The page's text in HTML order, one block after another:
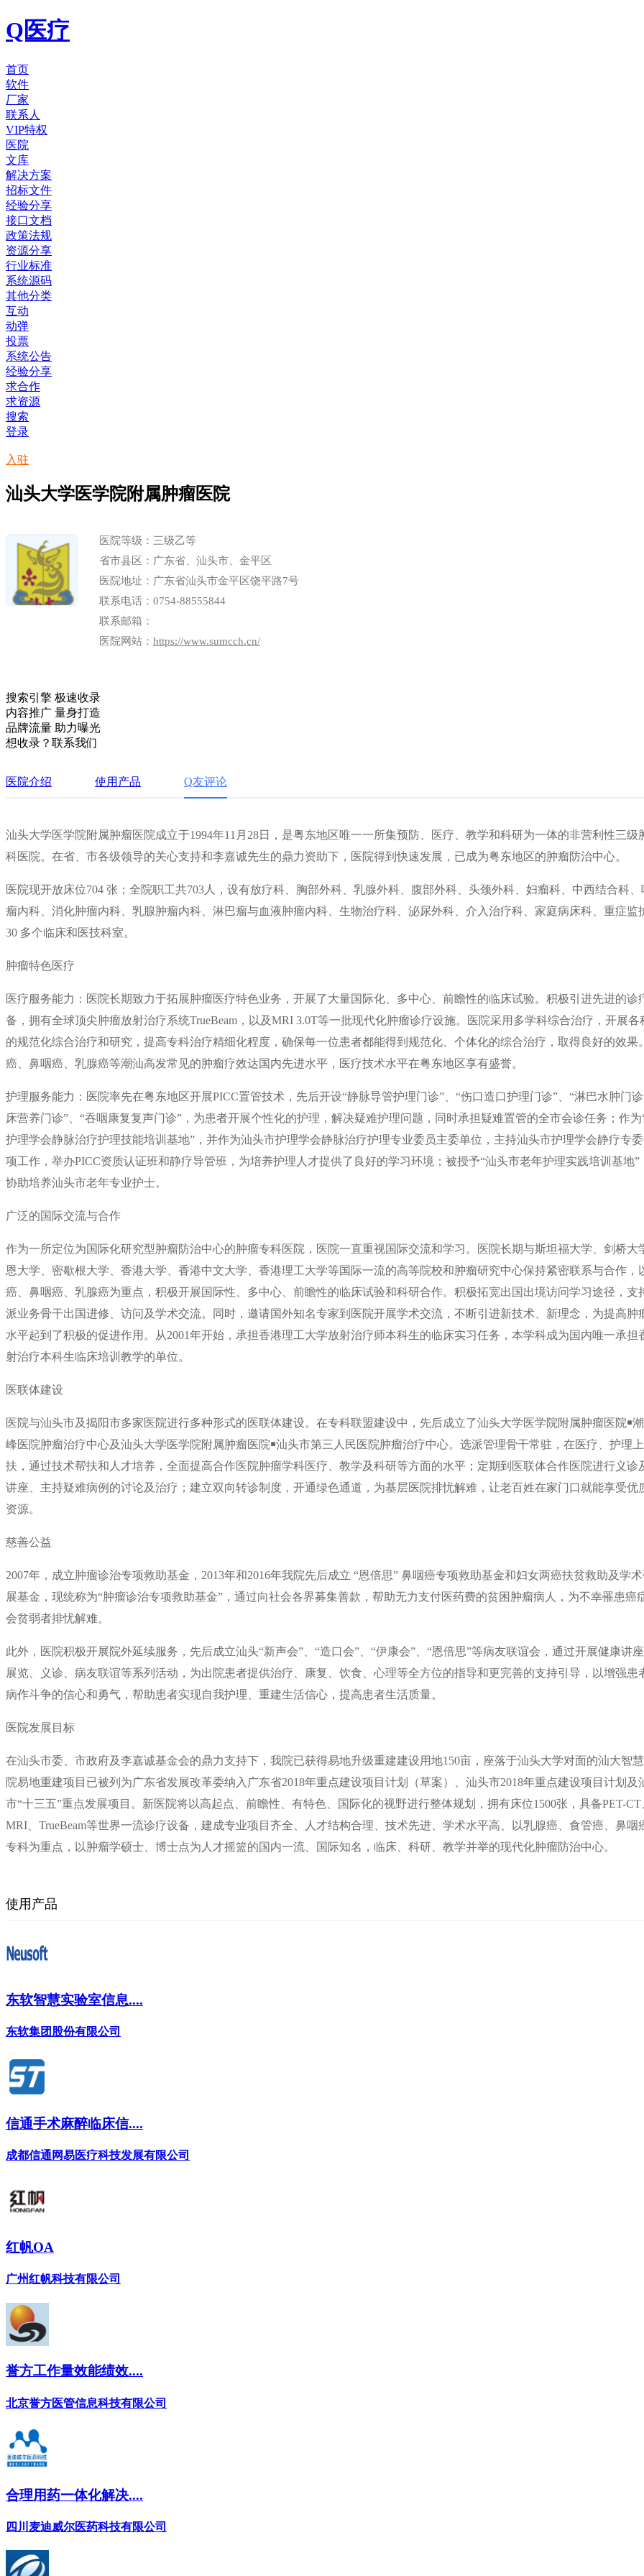
Q医疗
首页
软件
厂家
联系人
VIP特权
医院
文库
解决方案
招标文件
经验分享
接口文档
政策法规
资源分享
行业标准
系统源码
其他分类
互动
动弹
投票
系统公告
经验分享
求合作
求资源
搜索
登录
入驻
汕头大学医学院附属肿瘤医院
医院等级：三级乙等
省市县区：广东省、汕头市、金平区
医院地址：广东省汕头市金平区饶平路7号
联系电话：0754-88555844
联系邮箱：
医院网站： https://www.sumcch.cn/
搜索引擎 极速收录
内容推广 量身打造
品牌流量 助力曝光
想收录？联系我们
医院介绍 使用产品 Q友评论
汕头大学医学院附属肿瘤医院成立于1994年11月28日，是粤东地区唯一一所集预防、医疗、教学和科研为一体的非营利性三级
科医院。在省、市各级领导的关心支持和李嘉诚先生的鼎力资助下，医院得到快速发展，已成为粤东地区的肿瘤防治中心。
医院现开放床位704 张；全院职工共703人，设有放疗科、胸部外科、乳腺外科、腹部外科、头颈外科、妇瘤科、中西结合科、
瘤内科、消化肿瘤内科、乳腺肿瘤内科、淋巴瘤与血液肿瘤内科、生物治疗科、泌尿外科、介入治疗科、家庭病床科、重症监
30 多个临床和医技科室。
肿瘤特色医疗
医疗服务能力：医院长期致力于拓展肿瘤医疗特色业务，开展了大量国际化、多中心、前瞻性的临床试验。积极引进先进的诊
备，拥有全球顶尖肿瘤放射治疗系统TrueBeam，以及MRI 3.0T等一批现代化肿瘤诊疗设施。医院采用多学科综合治疗，开展各
的规范化综合治疗和研究，提高专科治疗精细化程度，确保每一位患者都能得到规范化、个体化的综合治疗，取得良好的效果
癌、鼻咽癌、乳腺癌等潮汕高发常见的肿瘤疗效达国内先进水平，医疗技术水平在粤东地区享有盛誉。
护理服务能力：医院率先在粤东地区开展PICC置管技术，先后开设“静脉导管护理门诊”、“伤口造口护理门诊”、“淋巴水肿门诊
床营养门诊”、“吞咽康复复声门诊”，为患者开展个性化的护理，解决疑难护理问题，同时承担疑难置管的全市会诊任务；作为
护理学会静脉治疗护理技能培训基地”，并作为汕头市护理学会静脉治疗护理专业委员主委单位，主持汕头市护理学会静疗专
项工作，举办PICC资质认证班和静疗导管班，为培养护理人才提供了良好的学习环境；被授予“汕头市老年护理实践培训基地”
协助培养汕头市老年专业护士。
广泛的国际交流与合作
作为一所定位为国际化研究型肿瘤防治中心的肿瘤专科医院，医院一直重视国际交流和学习。医院长期与斯坦福大学、剑桥大
恩大学、密歇根大学、香港大学、香港中文大学、香港理工大学等国际一流的高等院校和肿瘤研究中心保持紧密联系与合作，
癌、鼻咽癌、乳腺癌为重点，积极开展国际性、多中心、前瞻性的临床试验和科研合作。积极拓宽出国出境访问学习途径，支
派业务骨干出国进修、访问及学术交流。同时，邀请国外知名专家到医院开展学术交流，不断引进新技术、新理念，为提高肿
水平起到了积极的促进作用。从2001年开始，承担香港理工大学放射治疗师本科生的临床实习任务，本学科成为国内唯一承担
射治疗本科生临床培训教学的单位。
医联体建设
医院与汕头市及揭阳市多家医院进行多种形式的医联体建设。在专科联盟建设中，先后成立了汕头大学医学院附属肿瘤医院￭
峰医院肿瘤治疗中心及汕头大学医学院附属肿瘤医院￭汕头市第三人民医院肿瘤治疗中心。选派管理骨干常驻，在医疗、护理
扶，通过技术帮扶和人才培养，全面提高合作医院肿瘤学科医疗、教学及科研等方面的水平；定期到医联体合作医院进行义诊
讲座、主持疑难病例的讨论及治疗；建立双向转诊制度，开通绿色通道，为基层医院排忧解难，让老百姓在家门口就能享受优
资源。
慈善公益
2007年，成立肿瘤诊治专项救助基金，2013年和2016年我院先后成立 “恩倍思” 鼻咽癌专项救助基金和妇女两癌扶贫救助及学
展基金，现统称为“肿瘤诊治专项救助基金”，通过向社会各界募集善款，帮助无力支付医药费的贫困肿瘤病人，为不幸罹患癌
会贫弱者排忧解难。
此外，医院积极开展院外延续服务，先后成立汕头“新声会”、“造口会”、“伊康会”、“恩倍思”等病友联谊会，通过开展健康讲
展览、义诊、病友联谊等系列活动，为出院患者提供治疗、康复、饮食、心理等全方位的指导和更完善的支持引导，以增强患
病作斗争的信心和勇气，帮助患者实现自我护理、重建生活信心，提高患者生活质量。
医院发展目标
在汕头市委、市政府及李嘉诚基金会的鼎力支持下，我院已获得易地升级重建建设用地150亩，座落于汕头大学对面的汕大智
院易地重建项目已被列为广东省发展改革委纳入广东省2018年重点建设项目计划（草案）、汕头市2018年重点建设项目计划及
市“十三五”重点发展项目。新医院将以高起点、前瞻性、有特色、国际化的视野进行整体规划，拥有床位1500张，具备PET-CT
MRI、TrueBeam等世界一流诊疗设备，建成专业项目齐全、人才结构合理、技术先进、学术水平高、以乳腺癌、食管癌、鼻咽
专科为重点，以肿瘤学硕士、博士点为人才摇篮的国内一流、国际知名，临床、科研、教学并举的现代化肿瘤防治中心。
使用产品
东软智慧实验室信息....
东软集团股份有限公司
信通手术麻醉临床信....
成都信通网易医疗科技发展有限公司
红帆OA
广州红帆科技有限公司
誉方工作量效能绩效....
北京誉方医管信息科技有限公司
合理用药一体化解决....
四川麦迪威尔医药科技有限公司